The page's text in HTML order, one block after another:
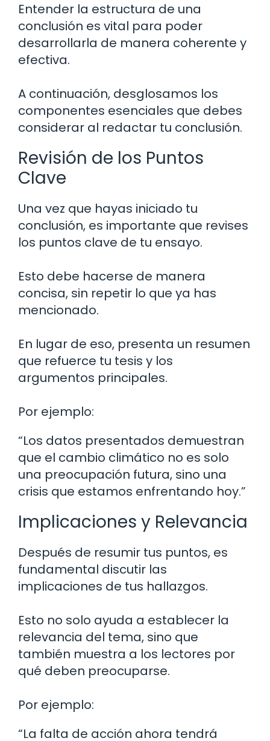
Entender la estructura de una
conclusión es vital para poder
desarrollarla de manera coherente y
efectiva.
A continuación, desglosamos los
componentes esenciales que debes
considerar al redactar tu conclusión.
Revisión de los Puntos
Clave
Una vez que hayas iniciado tu
conclusión, es importante que revises
los puntos clave de tu ensayo.
Esto debe hacerse de manera
concisa, sin repetir lo que ya has
mencionado.
En lugar de eso, presenta un resumen
que refuerce tu tesis y los
argumentos principales.
Por ejemplo:
“Los datos presentados demuestran
que el cambio climático no es solo
una preocupación futura, sino una
crisis que estamos enfrentando hoy.”
Implicaciones y Relevancia
Después de resumir tus puntos, es
fundamental discutir las
implicaciones de tus hallazgos.
Esto no solo ayuda a establecer la
relevancia del tema, sino que
también muestra a los lectores por
qué deben preocuparse.
Por ejemplo:
“La falta de acción ahora tendrá